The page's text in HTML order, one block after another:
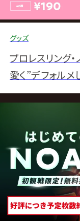
グッズ
プロレスリング
愛く”デフォル
ズ、「ユるノア